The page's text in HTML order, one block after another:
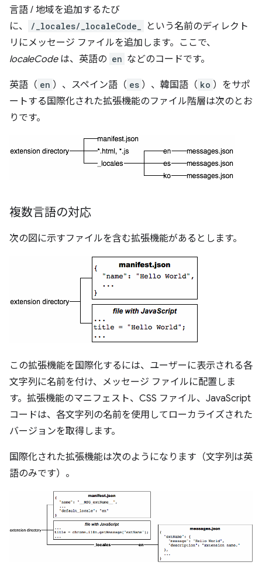
言語 / 地域を追加するたび
に、
/_locales/_localeCode_
という名前のディレクト
リにメッセージ ファイルを追加します。ここで、
localeCodeは、英語の en などのコードです。
英語（ en ）、スペイン語（ es ）、韓国語（ ko ）をサポ
ートする国際化された拡張機能のファイル階層は次のとお
りです。
複数言語の対応
次の図に示すファイルを含む拡張機能があるとします。
この拡張機能を国際化するには、ユーザーに表示される各
文字列に名前を付け、メッセージ ファイルに配置しま
す。拡張機能のマニフェスト、CSS ファイル、JavaScript
コードは、各文字列の名前を使用してローカライズされた
バージョンを取得します。
国際化された拡張機能は次のようになります（文字列は英
語のみです）。